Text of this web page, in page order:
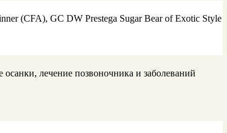
(CFA), GC DW Prestega Sugar Bear of Exotic Style
лечение позвоночника и заболеваний